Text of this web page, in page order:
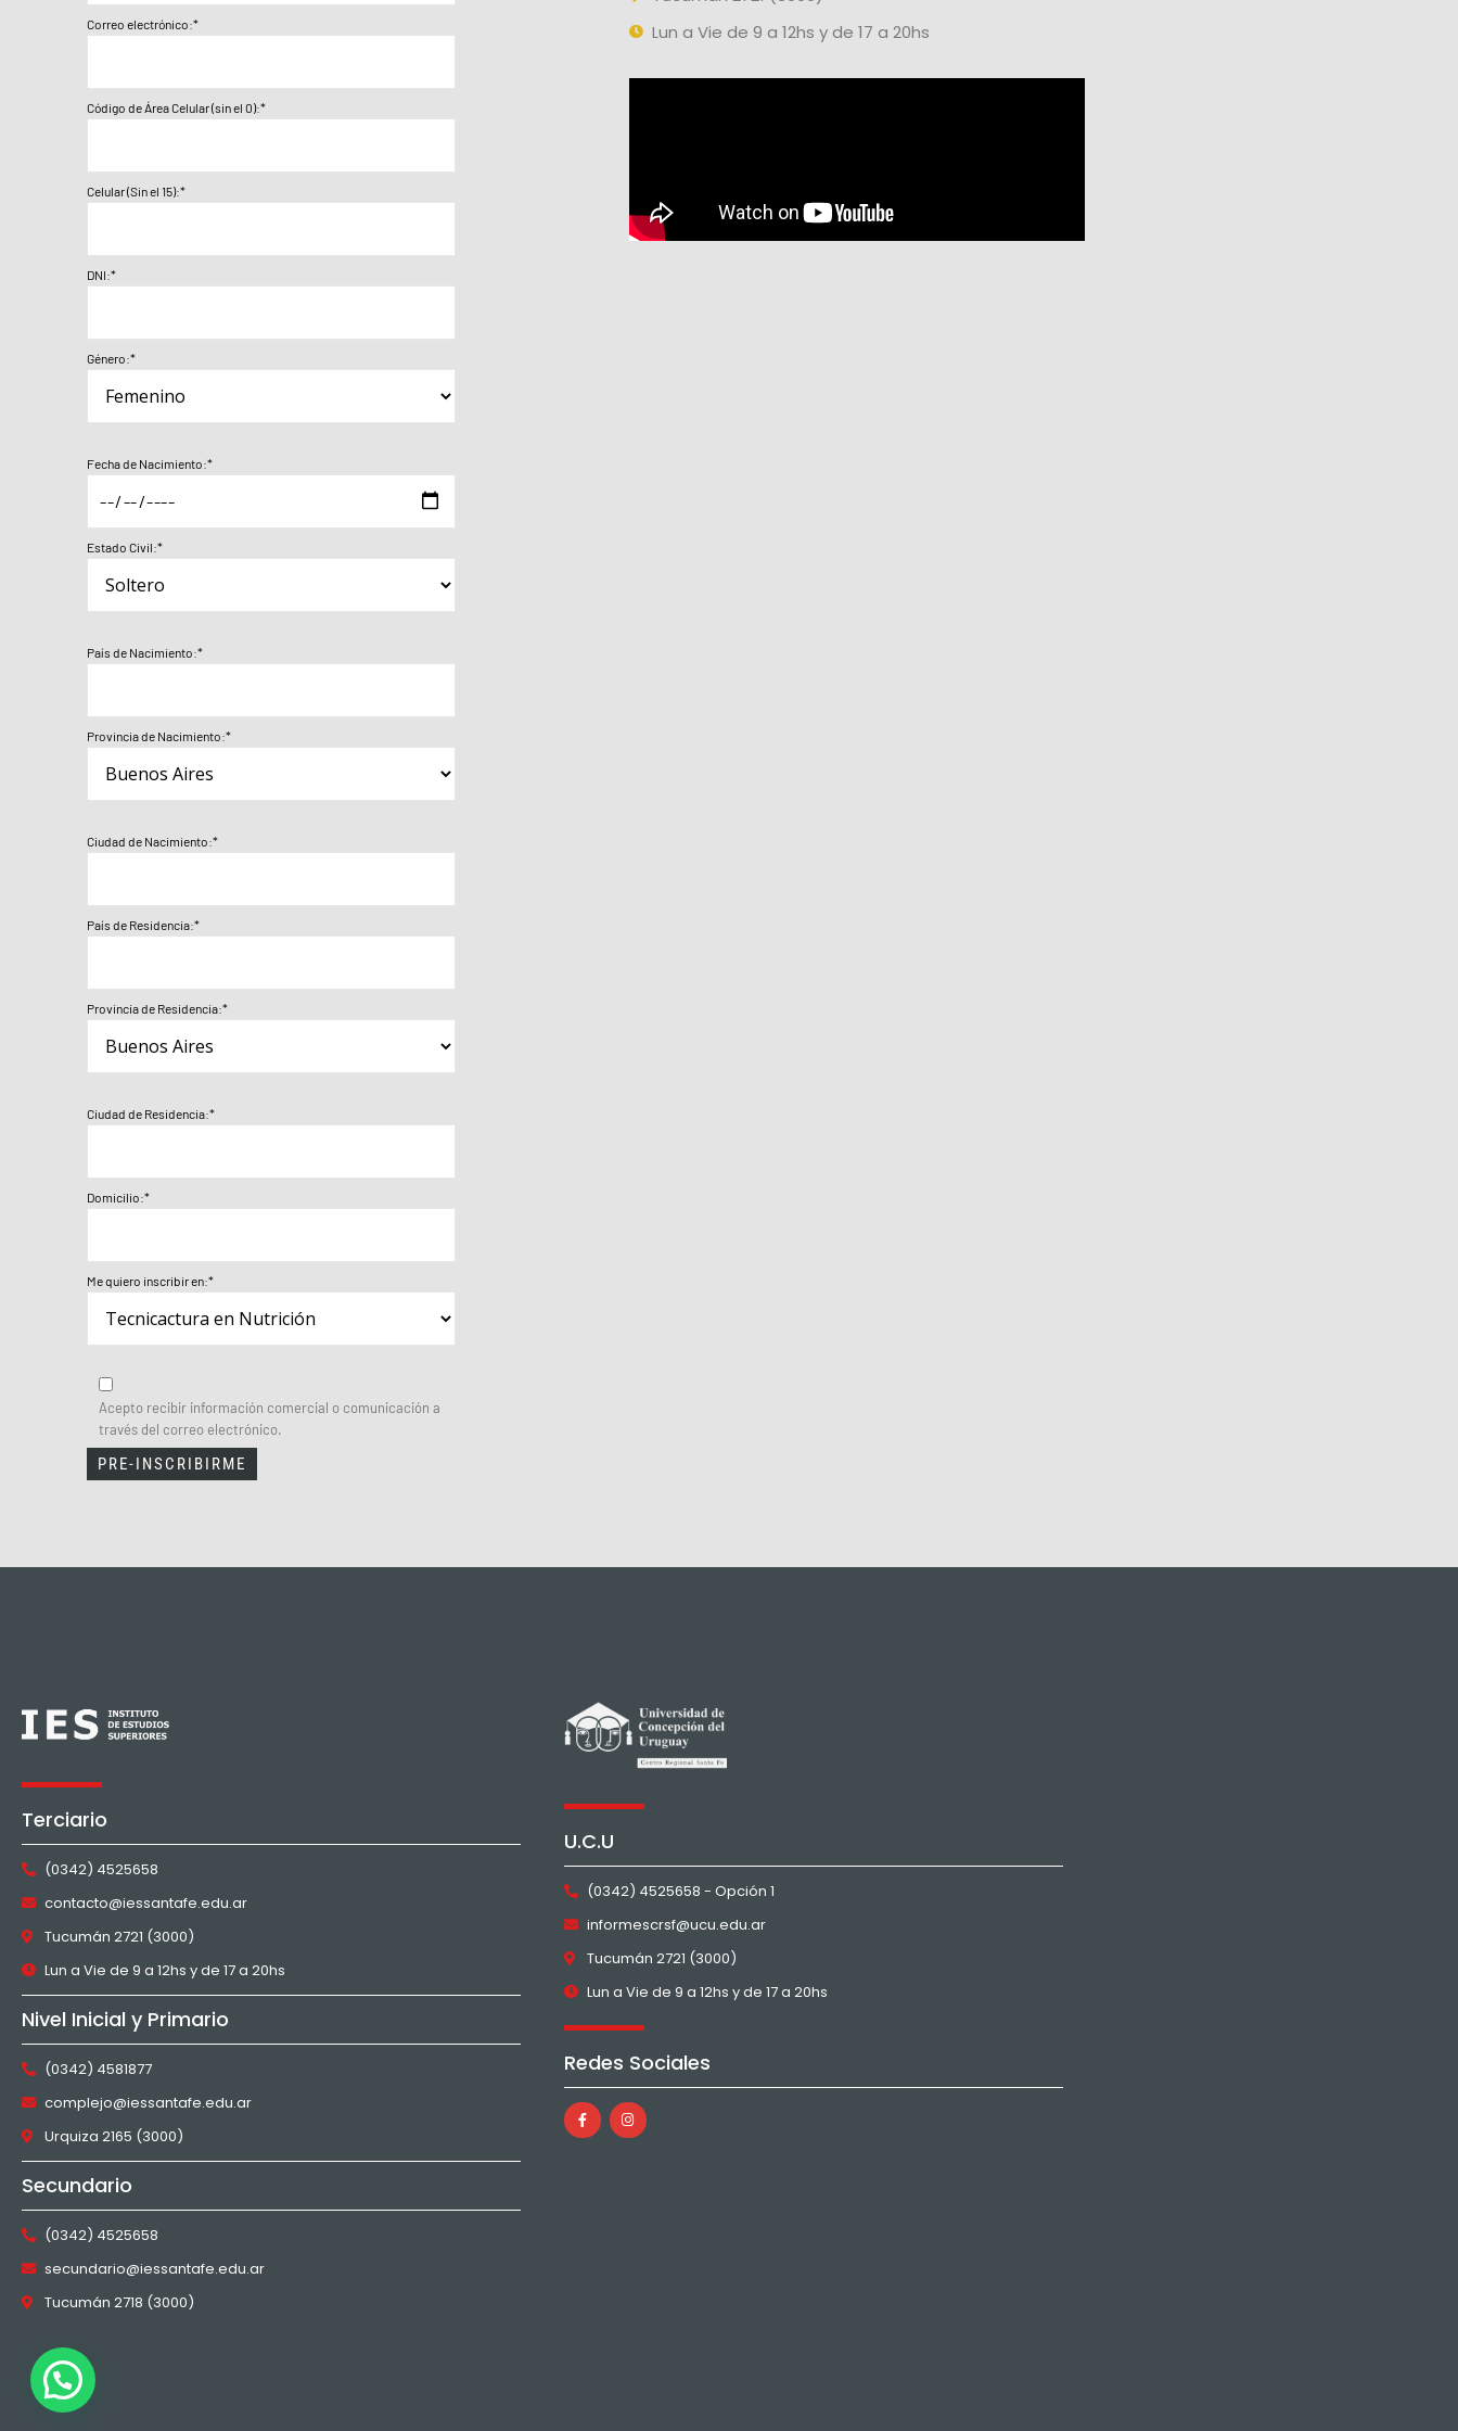
Correo electrónico:*
Código de Área Celular (sin el 0):*
Celular (Sin el 15):*
DNI:*
Género:*
Fecha de Nacimiento:*
Estado Civil:*
País de Nacimiento:*
Provincia de Nacimiento:*
Ciudad de Nacimiento:*
País de Residencia:*
Provincia de Residencia:*
Ciudad de Residencia:*
Domicilio:*
Me quiero inscribir en:*
Acepto recibir información comercial o comunicación a
través del correo electrónico.
Lun a Vie de 9 a 12hs y de 17 a 20hs
Terciario
(0342) 4525658
contacto@iessantafe.edu.ar
Tucumán 2721 (3000)
Lun a Vie de 9 a 12hs y de 17 a 20hs
Nivel Inicial y Primario
(0342) 4581877
complejo@iessantafe.edu.ar
Urquiza 2165 (3000)
Secundario
(0342) 4525658
secundario@iessantafe.edu.ar
Tucumán 2718 (3000)
U.C.U
(0342) 4525658 - Opción 1
informescrsf@ucu.edu.ar
Tucumán 2721 (3000)
Lun a Vie de 9 a 12hs y de 17 a 20hs
Redes Sociales